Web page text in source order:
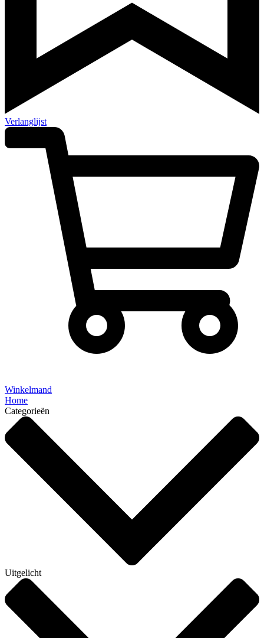
Verlanglijst
Winkelmand
Home
Categorieën
Uitgelicht